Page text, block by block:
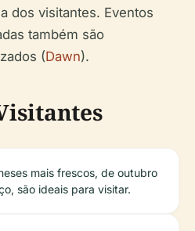
dos visitantes. Eventos
também são
(Dawn).
mais frescos, de outubro
são ideais para visitar.